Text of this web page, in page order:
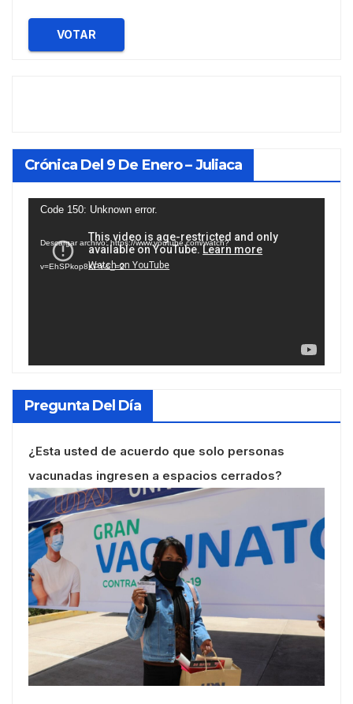
VOTAR
Crónica Del 9 De Enero – Juliaca
Reproductor
vídeo
Code 150: Unknown error.
Descargar archivo: https://www.youtube.com/watch?
v=EhSPkop8KPY&_=2
Pregunta Del Día
¿Esta usted de acuerdo que solo personas
vacunadas ingresen a espacios cerrados?